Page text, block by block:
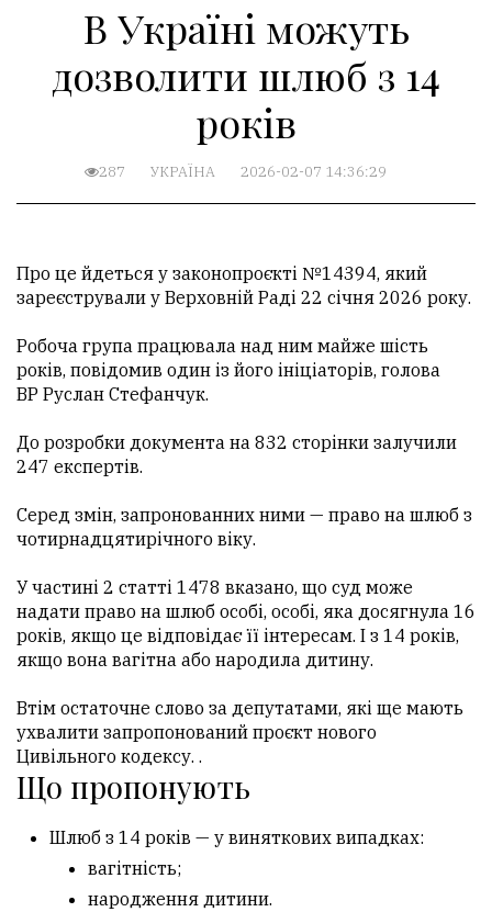
В Україні можуть
дозволити шлюб з 14
років
287 УКРАЇНА 2026-02-07 14:36:29
Про це йдеться у законопроєкті №14394, який
зареєстрували у Верховній Раді 22 січня 2026 року.
Робоча група працювала над ним майже шість
років, повідомив один із його ініціаторів, голова
ВР Руслан Стефанчук.
До розробки документа на 832 сторінки залучили
247 експертів.
Серед змін, запронованних ними — право на шлюб з
чотирнадцятирічного віку.
У частині 2 статті 1478 вказано, що суд може
надати право на шлюб особі, особі, яка досягнула 16
років, якщо це відповідає її інтересам. І з 14 років,
якщо вона вагітна або народила дитину.
Втім остаточне слово за депутатами, які ще мають
ухвалити запропонований проєкт нового
Цивільного кодексу. .
Що пропонують
Шлюб з 14 років — у виняткових випадках:
вагітність;
народження дитини.